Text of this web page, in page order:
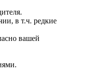
в т.ч. редкие
вашей